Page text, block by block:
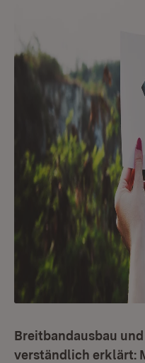
Breitbandausbau
verständlich erklärt: